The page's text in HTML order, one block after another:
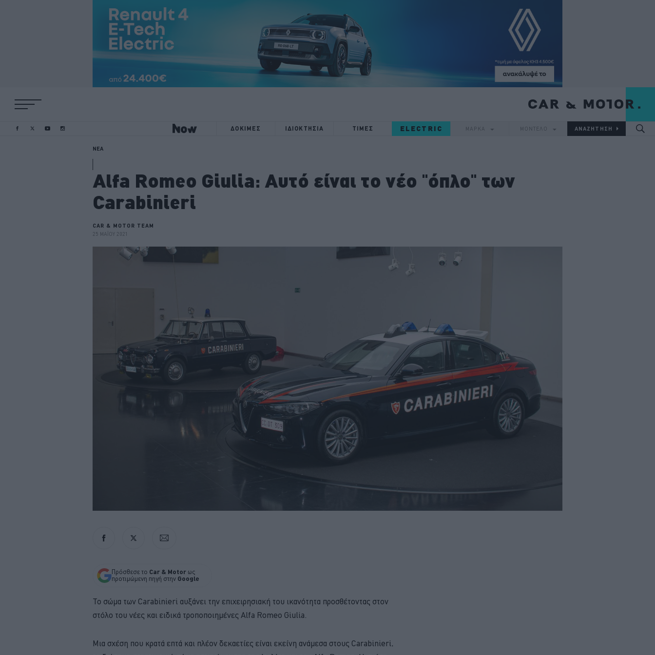
ΔΟΚΙΜΕΣ ΙΔΙΟΚΤΗΣΙΑ ΤΙΜΕΣ ELECTRIC ΜΑΡΚΑ ΜΟΝΤΕΛΟ
ΝΕΑ
Alfa Romeo Giulia: Αυτό είναι το νέο "όπλο" των
Carabinieri
CAR & MOTOR TEAM
25 ΜΑΪΟΥ 2021
Πρόσθεσε το Car & Motor ως
προτιμώμενη πηγή στην Google
To σώμα των Carabinieri αυξάνει την επιχειρησιακή του ικανότητα προσθέτοντας στον
στόλο του νέες και ειδικά τροποποιημένες Alfa Romeo Giulia.
Μια σχέση που κρατά επτά και πλέον δεκαετίες είναι εκείνη ανάμεσα στους Carabinieri,